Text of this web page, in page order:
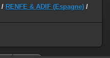
/ RENFE & ADIF (Espagne) /